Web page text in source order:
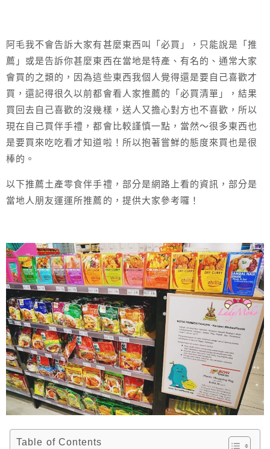
阿毛我不會告訴大家有甚麼東西叫「必買」，只能說是「推
薦」或是告訴你甚麼東西在當地是特產、有名的、通常大家
會買的之類的，因為這些東西我個人覺得還是要自己喜歡才
買，還記得很久以前都會看人家推薦的「必買清單」，結果
買回去自己喜歡的沒幾樣，送人又擔心對方也不喜歡，所以
現在自己買伴手禮，都會比較謹慎一點，當然～很多東西也
是要買來吃吃看才知道啦！所以抱著嘗鮮的態度來買也是很
棒的。
以下推薦土產零食伴手禮，部分是網路上看的資訊，部分是
當地人朋友運運所推薦的，提供大家參考囉！
Table of Contents